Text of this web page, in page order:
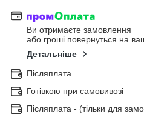
Ви отримаєте замовлення
або гроші повернуться на
Детальніше
Післяплата
Готівкою при самовивозі
Післяплата - (тільки для